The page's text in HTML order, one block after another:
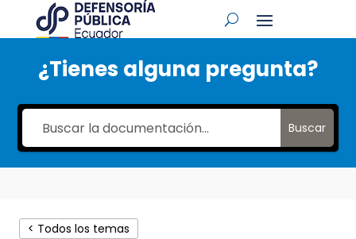
¿Tienes alguna pregunta?
Buscar
< Todos los temas